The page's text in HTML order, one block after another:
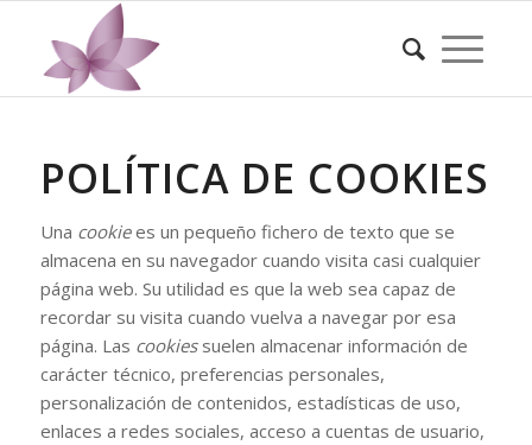
POLÍTICA DE COOKIES
Una cookiees un pequeño fichero de texto que se
almacena en su navegador cuando visita casi cualquier
página web. Su utilidad es que la web sea capaz de
recordar su visita cuando vuelva a navegar por esa
página. Las cookiessuelen almacenar información de
carácter técnico, preferencias personales,
personalización de contenidos, estadísticas de uso,
enlaces a redes sociales, acceso a cuentas de usuario,